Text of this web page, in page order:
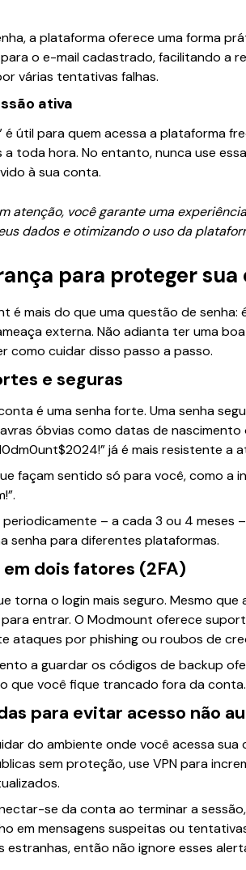
a plataforma oferece uma forma
o e-mail cadastrado, facilitando a
várias tentativas falhas.
ativa
é útil para quem acessa a plataforma
toda hora. No entanto, nunca use
à sua conta.
atenção, você garante uma
dados e otimizando o uso da
para proteger
é mais do que uma questão de
externa. Não adianta ter uma
como cuidar disso passo a passo.
e seguras
é uma senha forte. Uma senha
óbvias como datas de
já é mais resistente a
façam sentido só para você, como a
– a cada 3 ou 4 meses
senha para diferentes plataformas.
dois fatores (2FA)
torna o login mais seguro. Mesmo
entrar. O Modmount oferece
ataques por phishing ou roubos de
a guardar os códigos de backup
que você fique trancado fora da conta.
para evitar acesso não
do ambiente onde você acessa
sem proteção, use VPN para
se da conta ao terminar a
em mensagens suspeitas ou
então não ignore esses